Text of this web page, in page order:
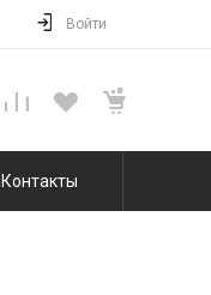
Войти
Контакты